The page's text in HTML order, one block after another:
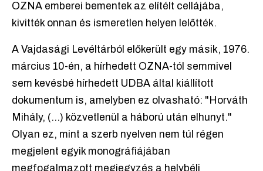
OZNA emberei bementek az elítélt cellájába,
kivitték onnan és ismeretlen helyen lelőtték.
A Vajdasági Levéltárból előkerült egy másik, 1976.
március 10-én, a hírhedett OZNA-tól semmivel
sem kevésbé hírhedett UDBA által kiállított
dokumentum is, amelyben ez olvasható: "Horváth
Mihály, (...) közvetlenül a háború után elhunyt."
Olyan ez, mint a szerb nyelven nem túl régen
megjelent egyik monográfiájában
megfogalmazott megjegyzés a helybéli